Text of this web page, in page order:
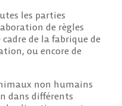
les parties
de règles
de la fabrique de
ou encore de
non humains
dans différents